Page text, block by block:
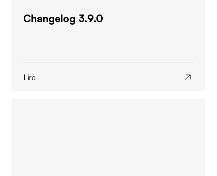
Changelog 3.9.0
Lire